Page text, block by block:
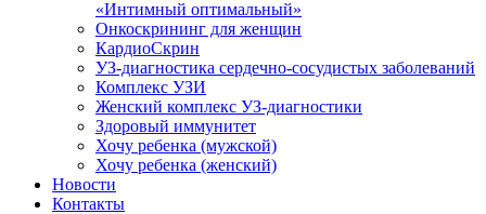
«Интимный оптимальный»
Онкоcкрининг для женщин
КардиоСкрин
УЗ-диагностика сердечно-сосудистых заболеваний
Комплекс УЗИ
Женский комплекс УЗ-диагностики
Здоровый иммунитет
Хочу ребенка (мужской)
Хочу ребенка (женский)
Новости
Контакты